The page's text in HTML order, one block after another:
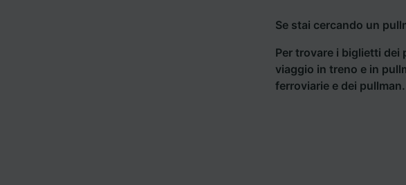
Se stai cercando un
Per trovare i biglietti dei
viaggio in treno e in
ferroviarie e dei pullman.